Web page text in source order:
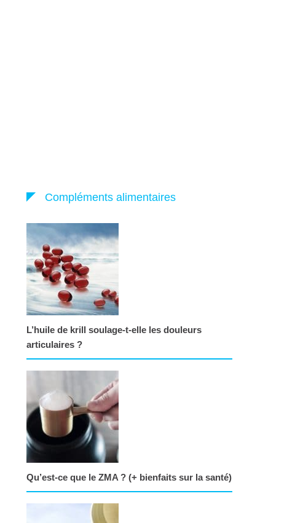
Compléments alimentaires
L’huile de krill soulage-t-elle les douleurs
articulaires ?
Qu’est-ce que le ZMA ? (+ bienfaits sur la santé)